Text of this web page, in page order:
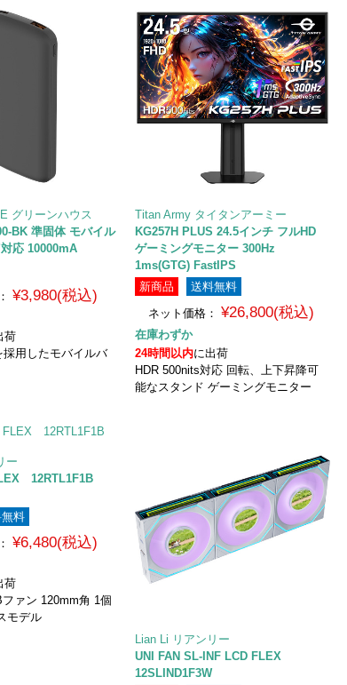
グリーンハウス
BK 準固体 モバイル
応 10000mA
¥3,980(税込)
荷
用したモバイルバ
Titan Army タイタンアーミー
KG257H PLUS 24.5インチ フルHD
ゲーミングモニター 300Hz
1ms(GTG) FastIPS
新商品
送料無料
ネット価格： ¥26,800(税込)
在庫わずか
24時間以内に出荷
HDR 500nits対応 回転、上下昇降可
能なスタンド ゲーミングモニター
ー
12RTL1F1B
料
¥6,480(税込)
荷
ァン 120mm角 1個
モデル
Lian Li リアンリー
UNI FAN SL-INF LCD FLEX
12SLIND1F3W